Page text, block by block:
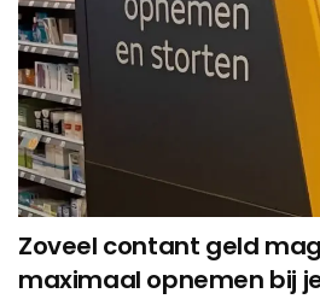
Zoveel contant geld
maximaal opnemen bij